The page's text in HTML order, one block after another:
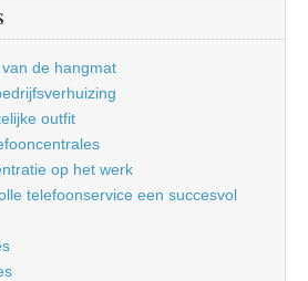
de hangmat
outfit
op het werk
telefoonservice een succesvol